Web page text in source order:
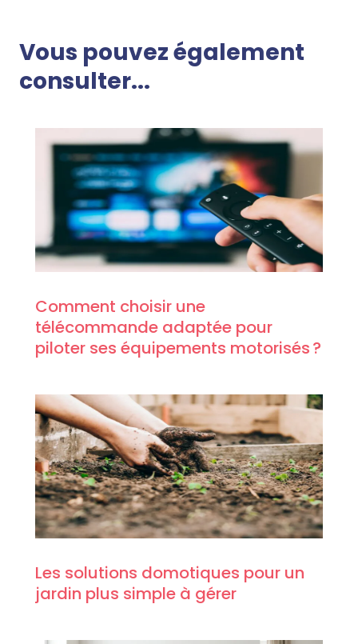
Vous pouvez également
consulter...
Comment choisir une
télécommande adaptée pour
piloter ses équipements motorisés ?
Les solutions domotiques pour un
jardin plus simple à gérer